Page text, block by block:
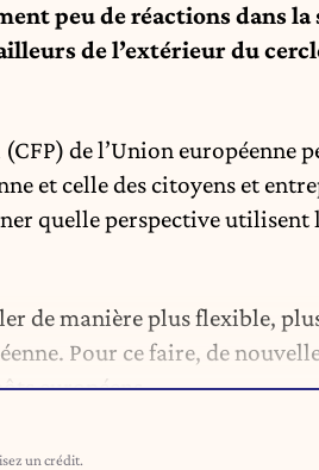
peu de réactions dans
de l’extérieur du
de l’Union européenne
et celle des citoyens et
quelle perspective utilisent
de manière plus flexible,
Pour ce faire, de
européens.
un crédit.